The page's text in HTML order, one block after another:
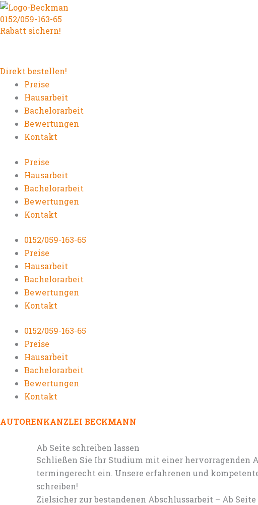
Zum
Inhalt
springen
0152/059-163-65
Rabatt sichern!
Direkt bestellen!
Preise
Hausarbeit
Bachelorarbeit
Bewertungen
Kontakt
Preise
Hausarbeit
Bachelorarbeit
Bewertungen
Kontakt
0152/059-163-65
Preise
Hausarbeit
Bachelorarbeit
Bewertungen
Kontakt
0152/059-163-65
Preise
Hausarbeit
Bachelorarbeit
Bewertungen
Kontakt
AUTORENKANZLEI BECKMANN
Ab Seite schreiben lassen
Schließen Sie Ihr Studium mit einer hervorragenden
termingerecht ein. Unsere erfahrenen und
schreiben!
Zielsicher zur bestandenen Abschlussarbeit – Ab